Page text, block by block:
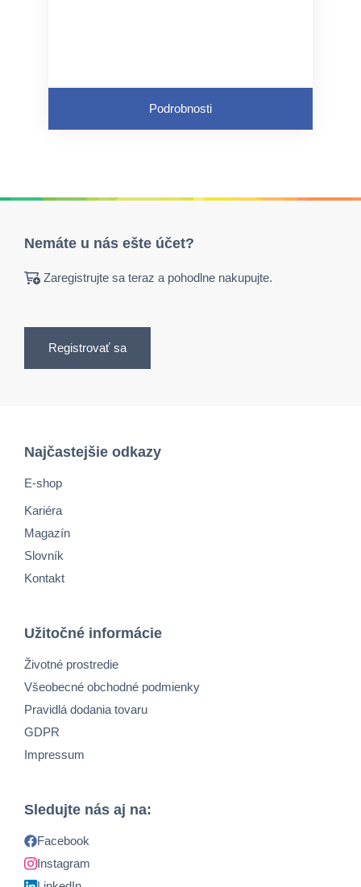
Podrobnosti
Nemáte u nás ešte účet?
Zaregistrujte sa teraz a pohodlne nakupujte.
Registrovať sa
Najčastejšie odkazy
E-shop
Kariéra
Magazín
Slovník
Kontakt
Užitočné informácie
Životné prostredie
Všeobecné obchodné podmienky
Pravidlá dodania tovaru
GDPR
Impressum
Sledujte nás aj na:
Facebook
Instagram